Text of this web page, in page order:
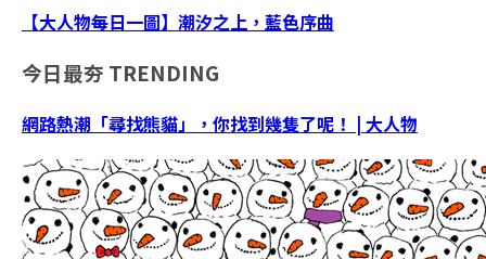
【大人物每日一圖】潮汐之上，藍色序曲
今日最夯 TRENDING
網路熱潮「尋找熊貓」，你找到幾隻了呢！ | 大人物